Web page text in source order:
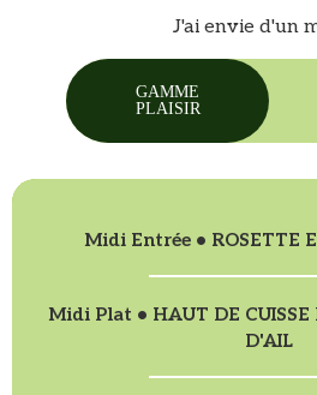
J'ai envie d'un
GAMME
PLAISIR
Midi Entrée • ROSETTE
Midi Plat • HAUT DE CUISSE
D'AIL